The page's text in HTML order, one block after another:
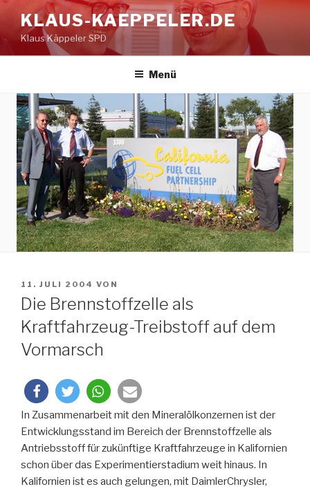
Inhalt
springen
KLAUS-KAEPPELER.DE
Klaus Käppeler SPD
Menü
VERÖFFENTLICHT
AM
11. JULI 2004 VON
Die Brennstoffzelle als
Kraftfahrzeug-Treibstoff auf dem
Vormarsch
In Zusammenarbeit mit den Mineralölkonzernen ist der
Entwicklungsstand im Bereich der Brennstoffzelle als
Antriebsstoff für zukünftige Kraftfahrzeuge in Kalifornien
schon über das Experimentierstadium weit hinaus. In
Kalifornien ist es auch gelungen, mit DaimlerChrysler,